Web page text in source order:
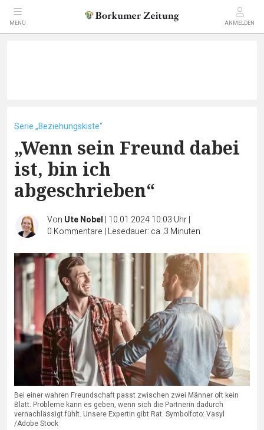
MENÜ ANMELDEN
Serie „Beziehungskiste“
„Wenn sein Freund dabei
ist, bin ich
abgeschrieben“
Von Ute Nobel | 10.01.2024 10:03 Uhr|
0 Kommentare | Lesedauer: ca. 3 Minuten
Bei einer wahren Freundschaft passt zwischen zwei Männer oft kein
Blatt. Probleme kann es geben, wenn sich die Partnerin dadurch
vernachlässigt fühlt. Unsere Expertin gibt Rat. Symbolfoto: Vasyl
/Adobe Stock